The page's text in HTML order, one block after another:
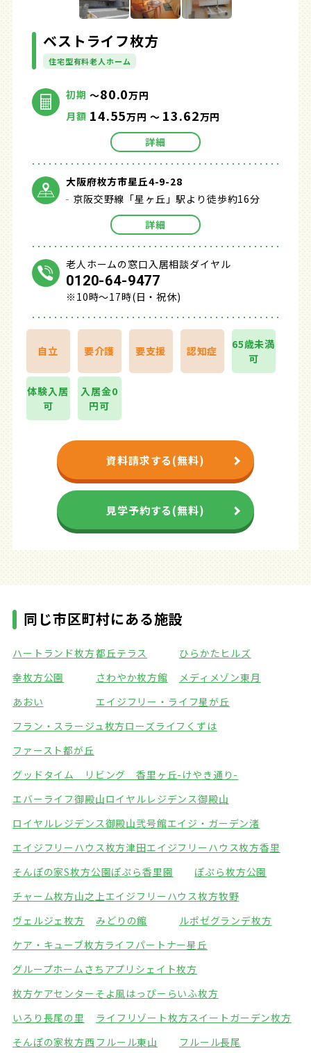
ベストライフ枚方
住宅型有料老人ホーム
初期 ～80.0万円
月額 14.55万円 ～ 13.62万円
詳細
大阪府枚方市星丘4-9-28
京阪交野線「星ヶ丘」駅より徒歩約16分
詳細
老人ホームの窓口入居相談ダイヤル
0120-64-9477
※10時～17時(日・祝休)
自立 要介護 要支援 認知症
65歳未満
可
体験入居
可
入居金0
円可
資料請求する(無料)
見学予約する(無料)
同じ市区町村にある施設
ハートランド枚方都丘テラス
ひらかたヒルズ
幸枚方公園
さわやか枚方館
メディメゾン東月
あおい
エイジフリー・ライフ星が丘
フラン・スラージュ枚方ローズライフくずは
ファースト都が丘
グッドタイム リビング 香里ヶ丘-けやき通り-
エバーライフ御殿山ロイヤルレジデンス御殿山
ロイヤルレジデンス御殿山弐号館エイジ・ガーデン渚
エイジフリーハウス枚方津田エイジフリーハウス枚方香里
そんぽの家S枚方公園ぽぷら香里園
ぽぷら枚方公園
チャーム枚方山之上エイジフリーハウス枚方牧野
ヴェルジェ枚方
みどりの館
ルポゼグランデ枚方
ケア・キューブ枚方ライフパートナー星丘
グループホームさち アプリシェイト枚方
枚方ケアセンターそよ風はっぴーらいふ枚方
いろり長尾の里
ライフリゾート枚方スイートガーデン枚方
そんぽの家枚方西 フルール東山 フルール長尾